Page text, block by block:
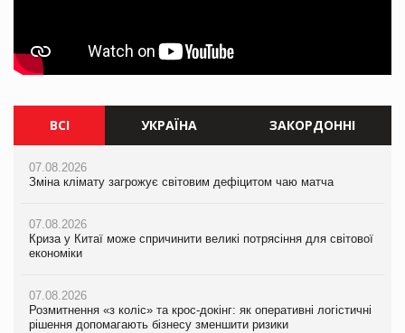
ВСІ УКРАЇНА ЗАКОРДОННІ
07.08.2026
Зміна клімату загрожує світовим дефіцитом чаю матча
07.08.2026
Криза у Китаї може спричинити великі потрясіння для світової
економіки
07.08.2026
Розмитнення «з коліс» та крос-докінг: як оперативні логістичні
рішення допомагають бізнесу зменшити ризики
07.08.2026
Зміна клімату загрожує світовим дефіцитом чаю матча
07.08.2026
Криза у Китаї може спричинити великі потрясіння для світової
економіки
07.08.2026
Розмитнення «з коліс» та крос-докінг: як оперативні логістичні
рішення допомагають бізнесу зменшити ризики
07.08.2026
Зміна клімату загрожує світовим дефіцитом чаю матча
07.08.2026
Криза у Китаї може спричинити великі потрясіння для світової
економіки
07.08.2026
Kraft Heinz скоротила збиток у першому півріччі